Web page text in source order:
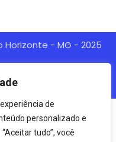
de
personalizado e
tudo”, você
Horizonte - MG - 2025